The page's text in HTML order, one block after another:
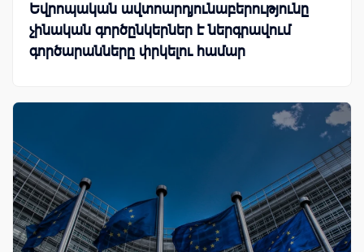
Եվրոպական ավտոարդյունաբերությունը
չինական գործընկերներ է ներգրավում
գործարանները փրկելու համար